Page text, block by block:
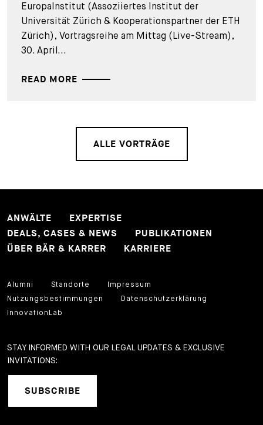
EuropaInstitut (Assoziiertes Institut der
Universität Zürich & Kooperationspartner der ETH
Zürich), Vortragsreihe am Mittag (Live-Stream),
30. April...
READ MORE
ALLE VORTRÄGE
ANWÄLTE
EXPERTISE
DEALS, CASES & NEWS
PUBLIKATIONEN
ÜBER BÄR & KARRER
KARRIERE
Alumni Standorte
Impressum
Nutzungsbestimmungen
Datenschutzerklärung
InnovationLab
STAY INFORMED WITH OUR LEGAL UPDATES & EXCLUSIVE
INVITATIONS:
SUBSCRIBE